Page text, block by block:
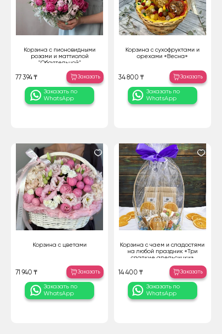
Корзина с пионовидными
розами и маттиолой
"Обаятельной"
77 394 ₸ Заказать
Заказать по
WhatsApp
Корзина с сухофруктами и
орехами «Весна»
34 800 ₸ Заказать
Заказать по
WhatsApp
Корзина с цветами
71 940 ₸ Заказать
Заказать по
WhatsApp
Корзина с чаем и сладостями
на любой праздник «Три
сладкие апельсинки»
14 400 ₸ Заказать
Заказать по
WhatsApp